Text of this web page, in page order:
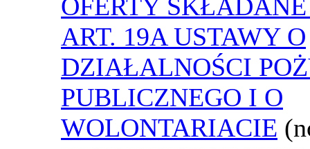
OFERTY
ART. 19A USTAWY O
DZIAŁALNOŚCI
PUBLICZNEGO I O
WOLONTARIACIE